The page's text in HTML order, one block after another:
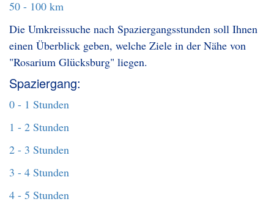
50 - 100 km
Die Umkreissuche nach Spaziergangsstunden soll Ihnen
einen Überblick geben, welche Ziele in der Nähe von
"Rosarium Glücksburg" liegen.
Spaziergang:
0 - 1 Stunden
1 - 2 Stunden
2 - 3 Stunden
3 - 4 Stunden
4 - 5 Stunden